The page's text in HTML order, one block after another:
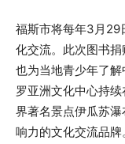
福斯市将每年3月29
化交流。此次图书捐
也为当地青少年了
罗亚洲文化中心持
界著名景点伊瓜苏
响力的文化交流品